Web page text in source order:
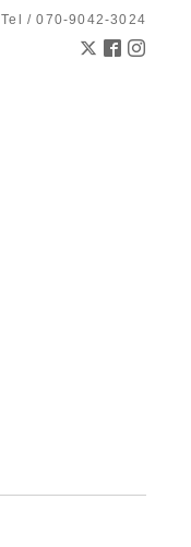
Tel / 070-9042-3024